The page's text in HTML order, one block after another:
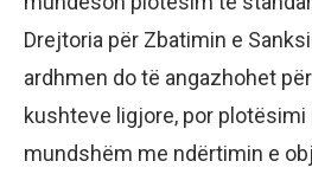
Drejtoria për Zbatimin e
ardhmen do të angazhohet
kushteve ligjore, por
mundshëm me ndërtimin e